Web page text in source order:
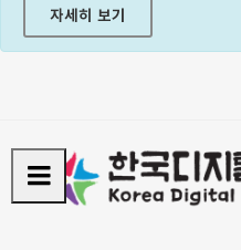
자세히 보기